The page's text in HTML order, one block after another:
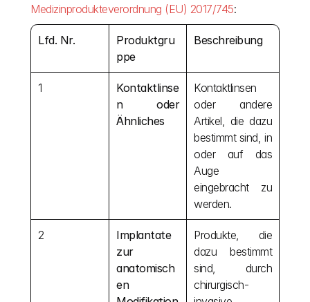
Medizinprodukteverordnung (EU) 2017/745:
Lfd. Nr.
Produktgru
ppe
Beschreibung
1
Kontaktlinse
n oder
Ähnliches
Kontaktlinsen
oder andere
Artikel, die dazu
bestimmt sind, in
oder auf das
Auge
eingebracht zu
werden.
2
Implantate
zur
anatomisch
en
Produkte, die
dazu bestimmt
sind, durch
chirurgisch-